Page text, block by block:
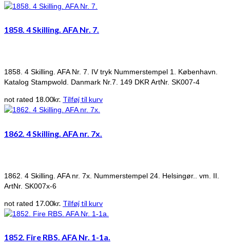
1858. 4 Skilling. AFA Nr. 7.
1858. 4 Skilling. AFA Nr. 7. IV tryk Nummerstempel 1. København.
Katalog Stampwold. Danmark Nr.7. 149 DKR ArtNr. SK007-4
not rated 18.00kr. Tilføj til kurv
1862. 4 Skilling. AFA nr. 7x.
1862. 4 Skilling. AFA nr. 7x. Nummerstempel 24. Helsingør.. vm. II.
ArtNr. SK007x-6
not rated 17.00kr. Tilføj til kurv
1852. Fire RBS. AFA Nr. 1-1a.